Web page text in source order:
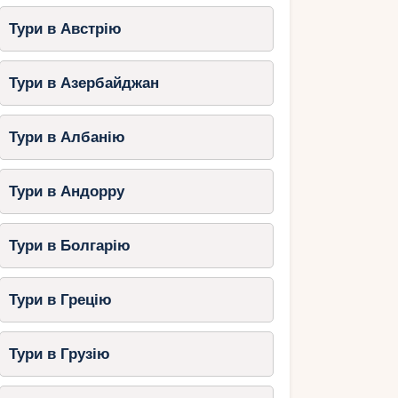
Тури в Австрію
Тури в Азербайджан
Тури в Албанію
Тури в Андорру
Тури в Болгарію
Тури в Грецію
Тури в Грузію